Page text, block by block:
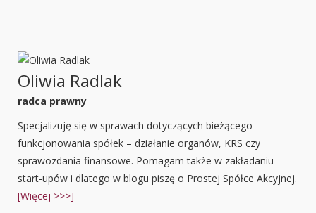
Oliwia Radlak
radca prawny
Specjalizuję się w sprawach dotyczących bieżącego
funkcjonowania spółek – działanie organów, KRS czy
sprawozdania finansowe. Pomagam także w zakładaniu
start-upów i dlatego w blogu piszę o Prostej Spółce Akcyjnej.
[Więcej >>>]